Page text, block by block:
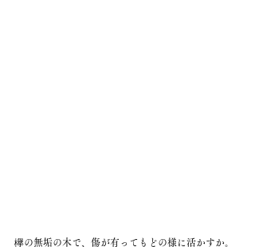
欅の無垢の木で、傷が有ってもどの様に活かすか。